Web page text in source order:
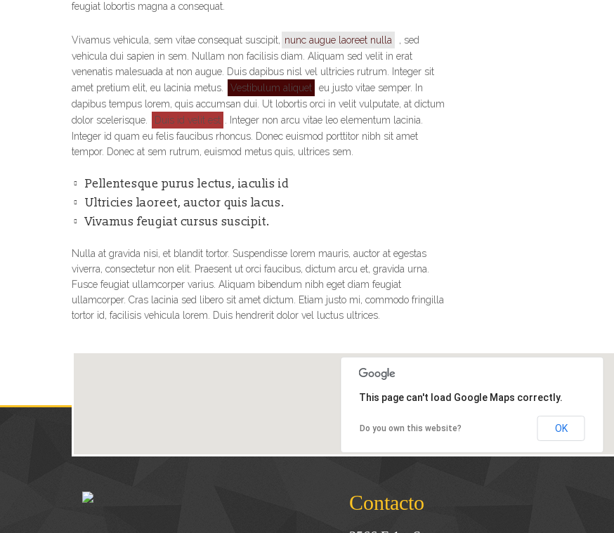
feugiat lobortis magna a consequat.
Vivamus vehicula, sem vitae consequat suscipit, nunc augue laoreet nulla
, sed
vehicula dui sapien in sem. Nullam non facilisis diam. Aliquam sed velit in erat
venenatis malesuada at non augue. Duis dapibus nisl vel ultricies rutrum. Integer sit
amet pretium elit, eu lacinia metus.
Vestibulum aliquet
eu justo vitae semper. In
dapibus tempus lorem, quis accumsan dui. Ut lobortis orci in velit vulputate, at dictum
dolor scelerisque.
Duis id velit est
. Integer non arcu vitae leo elementum lacinia.
Integer id quam eu felis faucibus rhoncus. Donec euismod porttitor nibh sit amet
tempor. Donec at sem rutrum, euismod metus quis, ultrices sem.
Pellentesque purus lectus, iaculis id
Ultricies laoreet, auctor quis lacus.
Vivamus feugiat cursus suscipit.
Nulla at gravida nisi, et blandit tortor. Suspendisse lorem mauris, auctor at egestas
viverra, consectetur non elit. Praesent ut orci faucibus, dictum arcu et, gravida urna.
Fusce feugiat ullamcorper varius. Aliquam bibendum nibh eget diam feugiat
ullamcorper. Cras lacinia sed libero sit amet dictum. Etiam justo mi, commodo fringilla
tortor id, facilisis vehicula lorem. Duis hendrerit dolor vel luctus ultrices.
This page can't load Google Maps correctly.
Do you own this website? OK
Contacto